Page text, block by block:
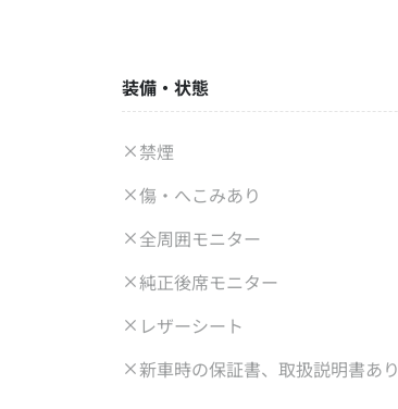
装備・状態
禁煙
傷・へこみあり
全周囲モニター
純正後席モニター
レザーシート
新車時の保証書、取扱説明書あり